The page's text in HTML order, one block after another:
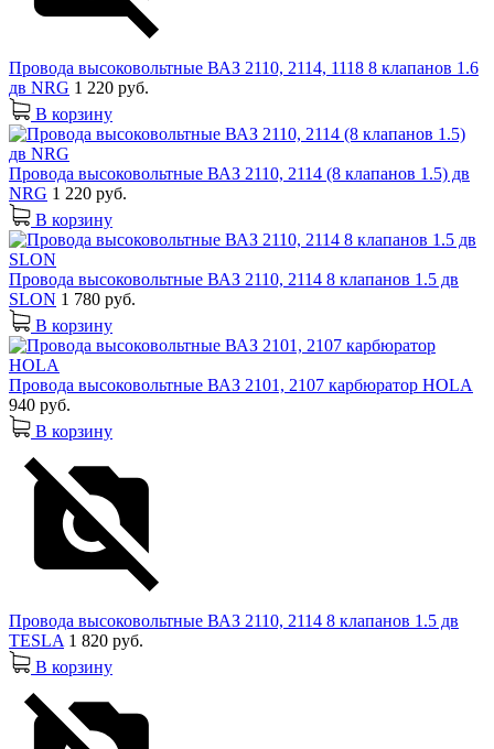
Провода высоковольтные ВАЗ 2110, 2114, 1118 8 клапанов 1.6
дв NRG 1 220 руб.
В корзину
Провода высоковольтные ВАЗ 2110, 2114 (8 клапанов 1.5) дв
NRG 1 220 руб.
В корзину
Провода высоковольтные ВАЗ 2110, 2114 8 клапанов 1.5 дв
SLON 1 780 руб.
В корзину
Провода высоковольтные ВАЗ 2101, 2107 карбюратор HOLA
940 руб.
В корзину
Провода высоковольтные ВАЗ 2110, 2114 8 клапанов 1.5 дв
TESLA 1 820 руб.
В корзину